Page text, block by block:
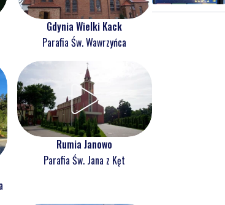
Gdynia Wielki Kack
Parafia Św. Wawrzyńca
Rumia Janowo
Parafia Św. Jana z Kęt